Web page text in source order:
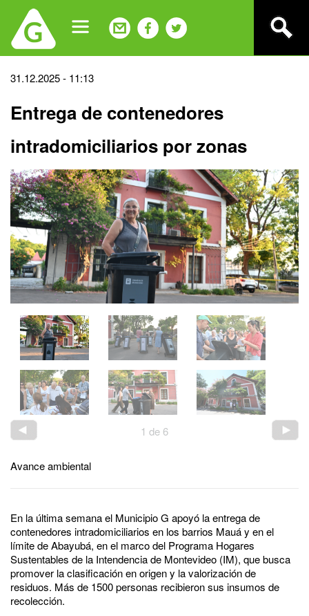
navigation
Back
top
31.12.2025 - 11:13
Entrega de contenedores
intradomiciliarios por zonas
1 de 6
Avance ambiental
En la última semana el Municipio G apoyó la entrega de
contenedores intradomiciliarios en los barrios Mauá y en el
límite de Abayubá, en el marco del Programa Hogares
Sustentables de la Intendencia de Montevideo (IM), que busca
promover la clasificación en origen y la valorización de
residuos. Más de 1500 personas recibieron sus insumos de
recolección.